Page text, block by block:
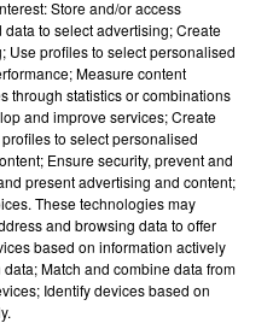
AMIR
A L'imparfaite
23h39
23h39
Store and/or access
to select advertising; Create
Use profiles to select personalised
Measure content
through statistics or combinations
and improve services; Create
to select personalised
Ensure security, prevent and
present advertising and content;
These technologies may
and browsing data to offer
based on information actively
Match and combine data from
Identify devices based on